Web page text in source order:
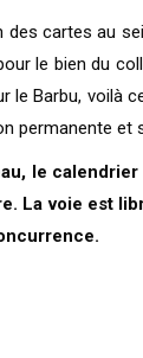
des cartes au
le bien du
le Barbu, voilà
permanente et
le
La voie est